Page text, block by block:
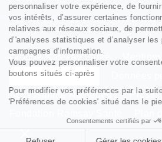
Groupe Ramsay Santé
Gestion des cookies
Accessibilité Numérique
Presse
personnaliser votre expérience, de
vos intérêts, d’assurer certaines
relatives aux réseaux sociaux, de
d’'analyses statistiques et d’analyser
campagnes d’information.
Vous pouvez personnaliser votre
boutons situés ci-après
Pour modifier vos préférences par la
'Préférences de cookies' situé dans le
Consentements certifiés par